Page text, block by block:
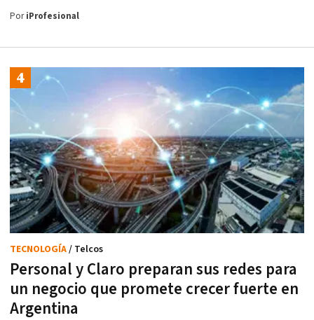
PoriProfesional
Personal y Claro preparan sus redes para
un negocio que promete crecer fuerte en
Argentina
TECNOLOGÍA/ Telcos